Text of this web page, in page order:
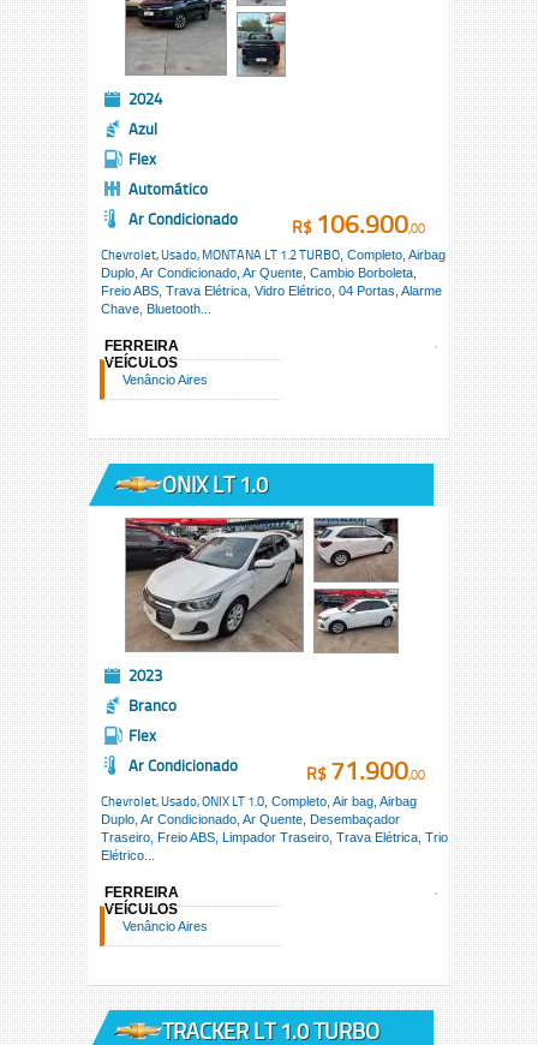
2024
Azul
Flex
Automático
Ar Condicionado
Chevrolet, Usado, MONTANA LT 1.2 TURBO , Completo, Airbag
Duplo, Ar Condicionado, Ar Quente, Cambio Borboleta,
Freio ABS, Trava Elétrica, Vidro Elétrico, 04 Portas, Alarme
Chave, Bluetooth...
R$ 106.900,00
FERREIRA
VEÍCULOS
Venâncio Aires
ONIX LT 1.0
2023
Branco
Flex
Ar Condicionado
Chevrolet, Usado,ONIX LT 1.0 , Completo, Air bag, Airbag
Duplo, Ar Condicionado, Ar Quente, Desembaçador
Traseiro, Freio ABS, Limpador Traseiro, Trava Elétrica, Trio
Elétrico...
R$ 71.900,00
FERREIRA
VEÍCULOS
Venâncio Aires
TRACKER LT 1.0 TURBO